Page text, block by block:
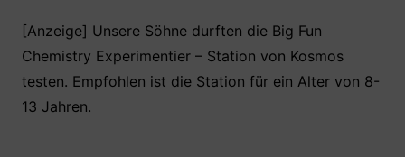
c
e
b
itt
er
at
s
A
er
e
st
le
n
[Anzeige] Unsere Söhne durften die Big Fun
Chemistry Experimentier – Station von Kosmos
testen. Empfohlen ist die Station für ein Alter von 8-
13 Jahren.